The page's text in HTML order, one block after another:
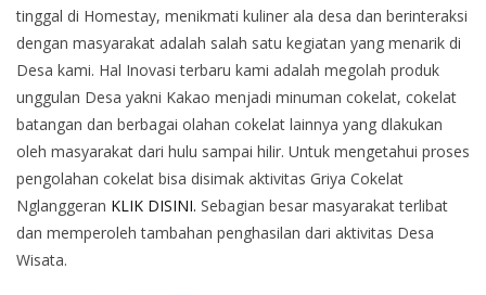
tinggal di Homestay, menikmati kuliner ala desa dan berinteraksi
dengan masyarakat adalah salah satu kegiatan yang menarik di
Desa kami. Hal Inovasi terbaru kami adalah megolah produk
unggulan Desa yakni Kakao menjadi minuman cokelat, cokelat
batangan dan berbagai olahan cokelat lainnya yang dlakukan
oleh masyarakat dari hulu sampai hilir. Untuk mengetahui proses
pengolahan cokelat bisa disimak aktivitas Griya Cokelat
Nglanggeran KLIK DISINI. Sebagian besar masyarakat terlibat
dan memperoleh tambahan penghasilan dari aktivitas Desa
Wisata.